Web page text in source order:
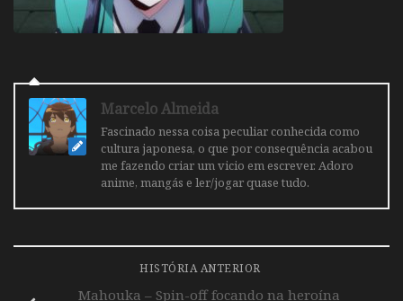
Marcelo Almeida
Fascinado nessa coisa peculiar conhecida como
cultura japonesa, o que por consequência acabou
me fazendo criar um vicio em escrever. Adoro
anime, mangás e ler/jogar quase tudo.
HISTÓRIA ANTERIOR
Mahouka – Spin-off focando na heroína